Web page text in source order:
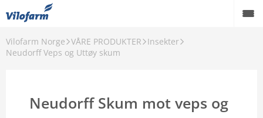
Vilofarm Norge VÅRE PRODUKTER
Insekter
Neudorff Veps og Uttøy skum
Neudorff Skum mot veps og
OM OSS
VÅRE MERKEVARER